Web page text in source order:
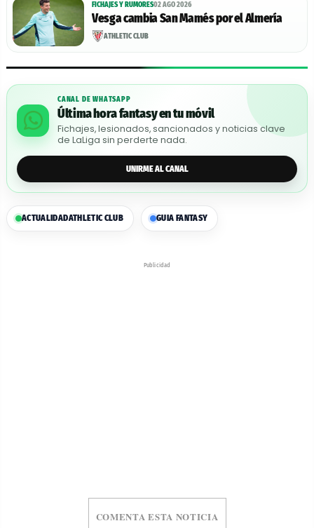
FICHAJES Y RUMORES02 AGO 2026
Vesga cambia San Mamés por el Almería
ATHLETIC CLUB
CANAL DE WHATSAPP
Última hora fantasy en tu móvil
Fichajes, lesionados, sancionados y noticias clave
de LaLiga sin perderte nada.
UNIRME AL CANAL
ACTUALIDADATHLETIC CLUB GUIA FANTASY
Publicidad
COMENTA ESTA NOTICIA